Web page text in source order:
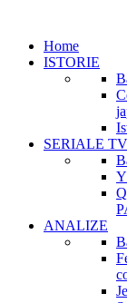
Home
ISTORIE
SERIALE TV
ANALIZE